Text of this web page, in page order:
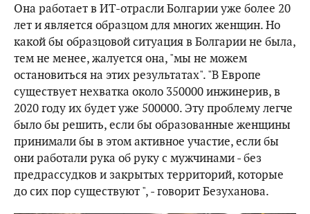
Она работает в ИТ-отрасли Болгарии уже более 20
лет и является образцом для многих женщин. Но
какой бы образцовой ситуация в Болгарии не была,
тем не менее, жалуется она, "мы не можем
остановиться на этих результатах". "В Европе
существует нехватка около 350000 инжинерив, в
2020 году их будет уже 500000. Эту проблему легче
было бы решить, если бы образованные женщины
принимали бы в этом активное участие, если бы
они работали рука об руку с мужчинами - без
предрассудков и закрытых территорий, которые
до сих пор существуют ", - говорит Безуханова.